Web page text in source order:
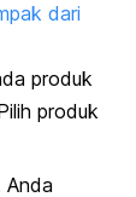
dari
produk
produk
Anda